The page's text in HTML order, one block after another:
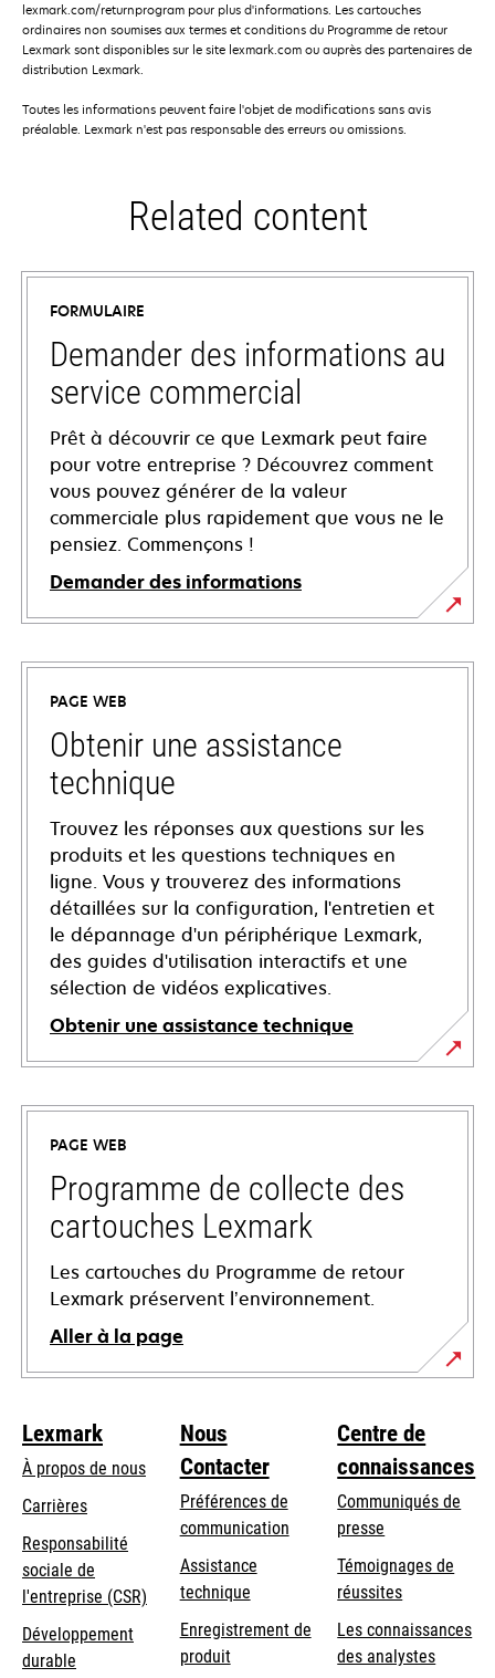
lexmark.com/returnprogram pour plus d'informations. Les cartouches
ordinaires non soumises aux termes et conditions du Programme de retour
Lexmark sont disponibles sur le site lexmark.com ou auprès des partenaires de
distribution Lexmark.
Toutes les informations peuvent faire l'objet de modifications sans avis
préalable. Lexmark n'est pas responsable des erreurs ou omissions.
Related content
FORMULAIRE
Demander des informations au
service commercial
Prêt à découvrir ce que Lexmark peut faire
pour votre entreprise ? Découvrez comment
vous pouvez générer de la valeur
commerciale plus rapidement que vous ne le
pensiez. Commençons !
Demander des informations
PAGE WEB
Obtenir une assistance
technique
Trouvez les réponses aux questions sur les
produits et les questions techniques en
ligne. Vous y trouverez des informations
détaillées sur la configuration, l'entretien et
le dépannage d'un périphérique Lexmark,
des guides d'utilisation interactifs et une
sélection de vidéos explicatives.
Obtenir une assistance technique
s’ouvre
dans
nouvel
onglet
PAGE WEB
Programme de collecte des
cartouches Lexmark
Les cartouches du Programme de retour
Lexmark préservent l’environnement.
Aller à la page
Lexmark
À propos de nous
Carrières
s’ouvre
dans
un
nouvel
onglet
Responsabilité
sociale de
l'entreprise (CSR) s’ouvre
Développement
durable
Nous
Contacter
Préférences de
communication
s’ouvre
dans
un
nouvel
onglet
Assistance
techniques’ouvre
un
Enregistrement de
produit
Centre de
connaissances
Communiqués de
presse
Témoignages de
réussites
Les connaissances
des analystes